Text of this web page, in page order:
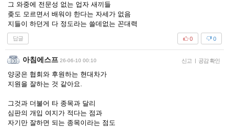
그 와중에 전문성 없는 업자 새끼들
좆도 모르면서 배워야 한다는 자세가 없음
지들이 하던게 다 정도라는 쓸데없는 꼰대력
답글 0
0
아침에스프 26-06-10 00:10 신고 | 공감 확인
양궁은 협회와 후원하는 현대차가
지원을 잘하는 것 같아요.
그것과 더불어 타 종목과 달리
심판의 개입 여지가 적다는 점과
자기만 잘하면 되는 종목이라는 점도